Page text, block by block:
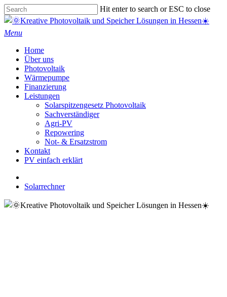
Skip
to
main
content
Hit enter to search or ESC to close
Close
Menu
Home
Über uns
Photovoltaik
Wärmepumpe
Finanzierung
Leistungen
Solarspitzengesetz Photovoltaik
Sachverständiger
Agri-PV
Repowering
Not- & Ersatzstrom
Kontakt
PV einfach erklärt
Solarrechner